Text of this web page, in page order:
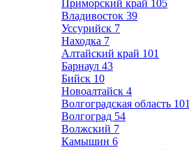
Приморский край 105
Владивосток 39
Уссурийск 7
Находка 7
Алтайский край 101
Барнаул 43
Бийск 10
Новоалтайск 4
Волгоградская область 101
Волгоград 54
Волжский 7
Камышин 6